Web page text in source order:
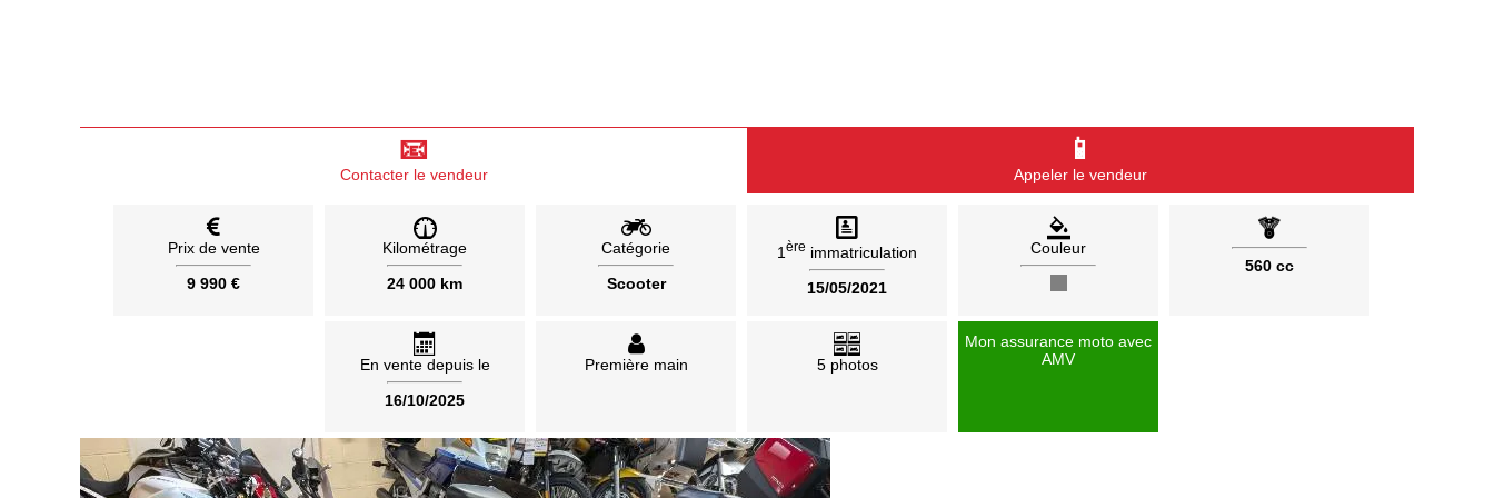
📧
Contacter le vendeur
📱
Appeler le vendeur
Prix de vente
9 990 €
Kilométrage
24 000 km
Catégorie
Scooter
1 ère immatriculation
15/05/2021
Couleur
560 cc
En vente depuis le
16/10/2025
Première main 5 photos
Mon assurance moto avec
AMV